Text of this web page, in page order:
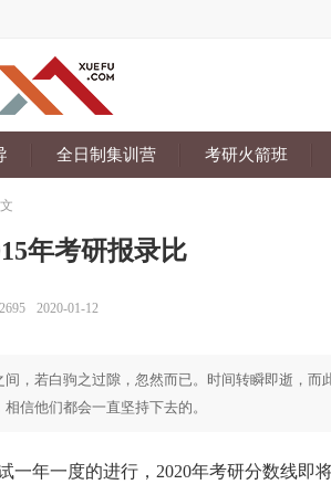
全日制集训营 考研火箭班
年考研报录比
2695 2020-01-12
间，若白驹之过隙，忽然而已。时间转瞬即逝，
信他们都会一直坚持下去的。
年一度的进行，2020年考研分数线即